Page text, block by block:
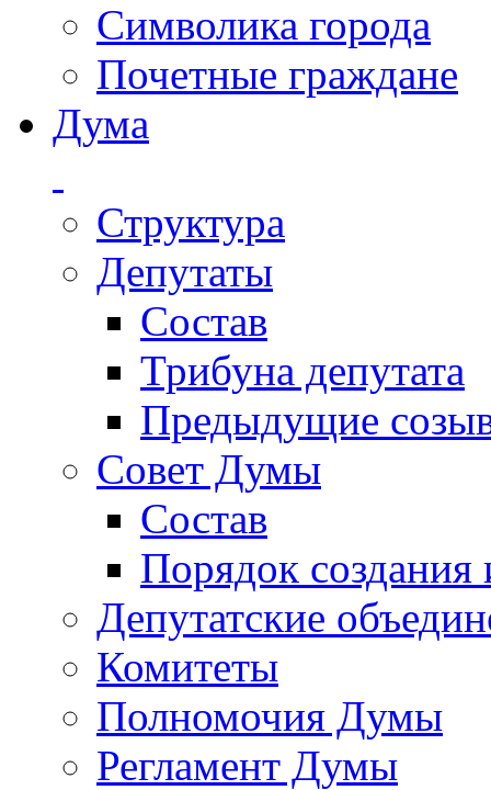
Символика города
Почетные граждане
Дума
Структура
Депутаты
Состав
Трибуна депутата
Предыдущие
Совет Думы
Состав
Порядок создания
Депутатские
Комитеты
Полномочия Думы
Регламент Думы